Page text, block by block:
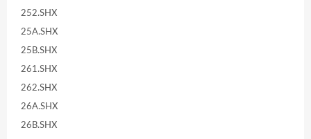
252.SHX
25A.SHX
25B.SHX
261.SHX
262.SHX
26A.SHX
26B.SHX